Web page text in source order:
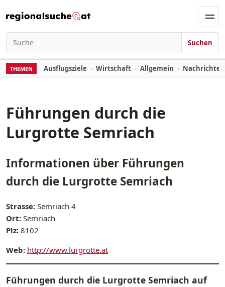
Suchen nach:
Suchen
THEMEN Ausflugsziele Wirtschaft Allgemein
Führungen durch die
Lurgrotte Semriach
Informationen über Führungen
durch die Lurgrotte Semriach
Strasse: Semriach 4
Ort: Semriach
Plz: 8102
Web: http://www.lurgrotte.at
Führungen durch die Lurgrotte Semriach auf